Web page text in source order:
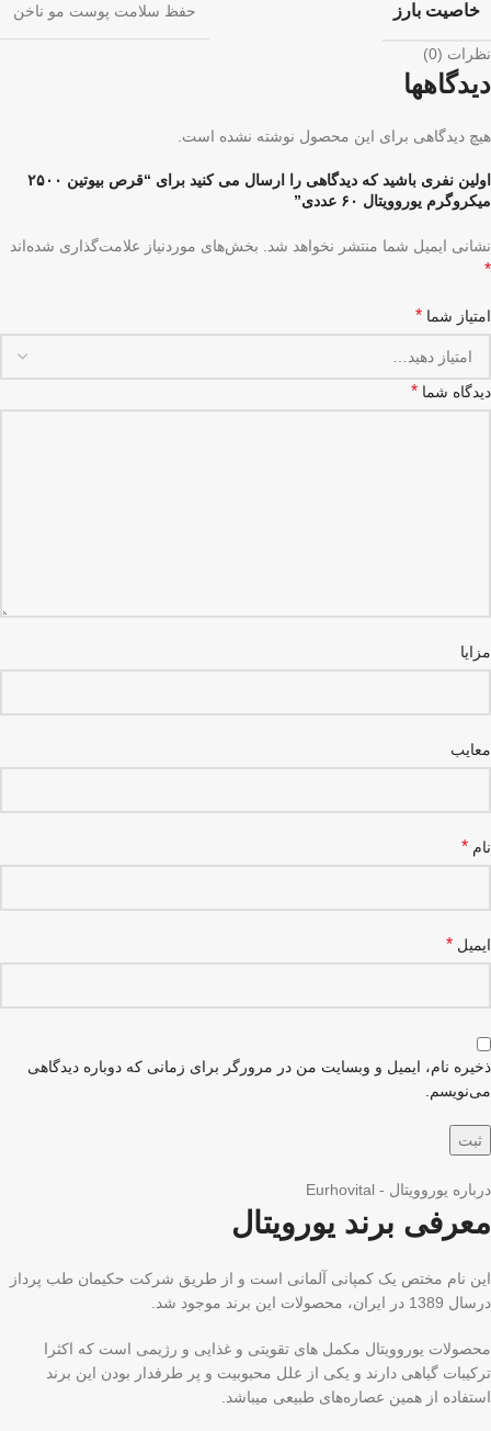
خاصیت بارز حفظ سلامت پوست مو ناخن
نظرات (0)
دیدگاهها
هیچ دیدگاهی برای این محصول نوشته نشده است.
اولین نفری باشید که دیدگاهی را ارسال می کنید برای “قرص بیوتین ۲۵۰۰
میکروگرم یوروویتال ۶۰ عددی”
نشانی ایمیل شما منتشر نخواهد شد. بخش‌های موردنیاز علامت‌گذاری شده‌اند
*
امتیاز شما *
دیدگاه شما *
مزایا
معایب
نام *
ایمیل *
ذخیره نام، ایمیل و وبسایت من در مرورگر برای زمانی که دوباره دیدگاهی
می‌نویسم.
درباره یوروویتال - Eurhovital
معرفی برند یورویتال
این نام مختص یک کمپانی آلمانی است و از طریق شرکت حکیمان طب پرداز
درسال 1389 در ایران، محصولات این برند موجود شد.
محصولات یوروویتال مکمل های تقویتی و غذایی و رژیمی است که اکثرا
ترکیبات گیاهی دارند و یکی از علل محبوبیت و پر طرفدار بودن این برند
استفاده از همین عصاره‌های طبیعی میباشد.